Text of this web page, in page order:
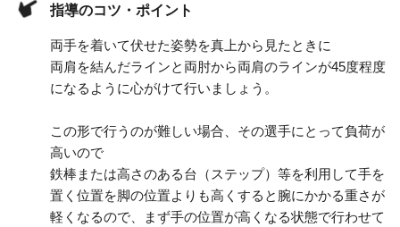
指導のコツ・ポイント
両手を着いて伏せた姿勢を真上から見たときに
両肩を結んだラインと両肘から両肩のラインが45度程度
になるように心がけて行いましょう。
この形で行うのが難しい場合、その選手にとって負荷が
高いので
鉄棒または高さのある台（ステップ）等を利用して手を
置く位置を脚の位置よりも高くすると腕にかかる重さが
軽くなるので、まず手の位置が高くなる状態で行わせて